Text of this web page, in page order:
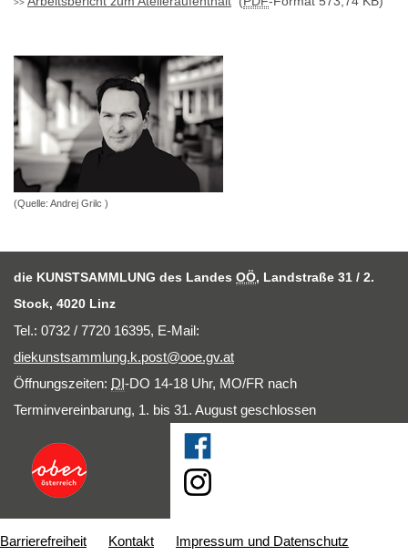
(Quelle: Andrej Grilc )
die KUNSTSAMMLUNG des Landes OÖ, Landstraße 31 / 2.
Stock, 4020 Linz
Tel.: 0732 / 7720 16395, E-Mail:
diekunstsammlung.k.post@ooe.gv.at
Öffnungszeiten: DI-DO 14-18 Uhr, MO/FR nach
Terminvereinbarung, 1. bis 31. August geschlossen
Barrierefreiheit Kontakt Impressum und Datenschutz